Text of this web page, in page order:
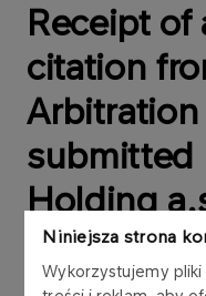
Niniejsza strona
Wykorzystujemy
Receipt of
citation
submitted
Holding